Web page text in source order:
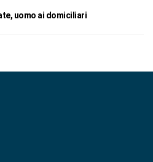
uomo ai domiciliari